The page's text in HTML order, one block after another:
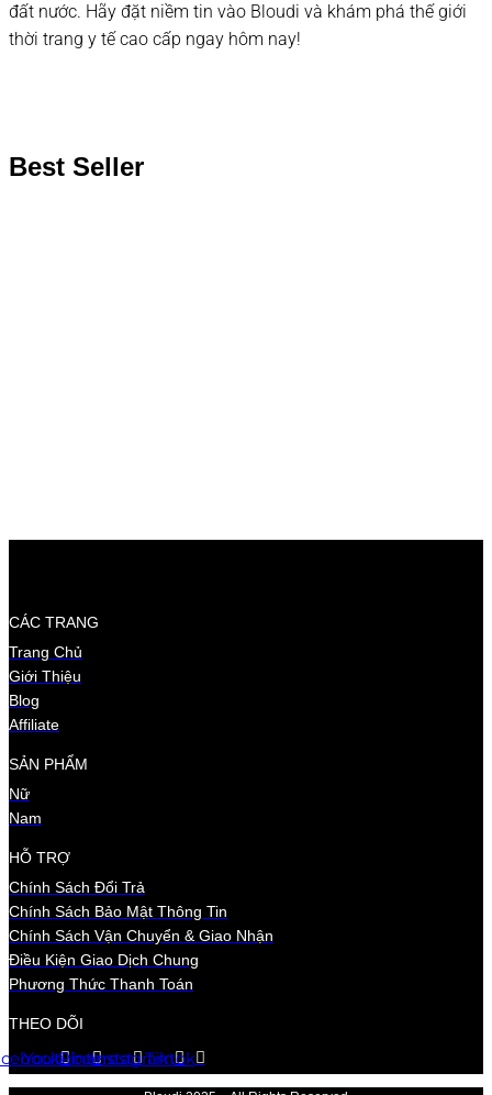
đất nước. Hãy đặt niềm tin vào Bloudi và khám phá thế giới
thời trang y tế cao cấp ngay hôm nay!
Best Seller
CÁC TRANG
Trang Chủ
Giới Thiệu
Blog
Affiliate
SẢN PHẨM
Nữ
Nam
HỖ TRỢ
Chính Sách Đổi Trả
Chính Sách Bảo Mật Thông Tin
Chính Sách Vận Chuyển & Giao Nhận
Điều Kiện Giao Dịch Chung
Phương Thức Thanh Toán
THEO DÕI
YoutubePinterest
Instagram
Tiktok